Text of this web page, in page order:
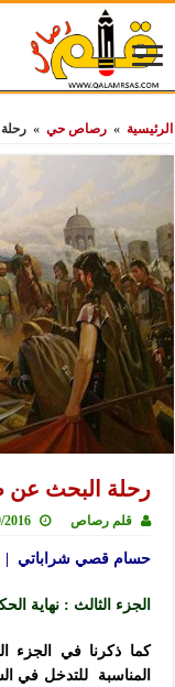
الرئيسية » رصاص حي »
رحلة البحث عن
قلم رصاص 2016
حسام قصي شراباتي |
الجزء الثالث : نهاية
كما ذكرنا في الجزء
المناسبة للتدخل في